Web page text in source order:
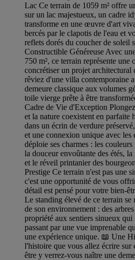
Lac Ce terrain de 1059 m² offre
sur un lac majestueux, un cadre
transforme en une œuvre d'art
bercés par le clapotis de l'eau et
reflets dorés du coucher de soleil
Constructible Généreuse Avec
750 m², ce terrain représente
concrétiser un projet architectural
rêviez d'une villa contemporaine
demeure classique aux volumes
toile vierge prête à être
Cadre de Vie d'Exception
et la nature coexistent en parfaite
dans un écrin de verdure
et une connexion unique avec les
déploie ses charmes : les
la douceur envoûtante des étés,
et le réveil printanier des
Prestige Ce terrain n'est pas une
c'est une opportunité de vous
détail est pensé pour votre bien-
Le standing élevé de ce terrain se
de son environnement : des
propriété aux sentiers sinueux
passant par une vue imprenable
une expérience unique. 📖 Une
l'histoire que vous allez écrire sur
être y verrez-vous naître une